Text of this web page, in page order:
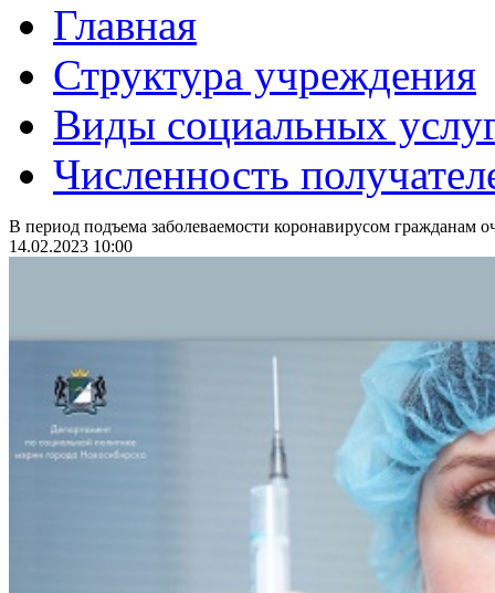
Главная
Структура учреждения
Виды социальных
Численность
В период подъема заболеваемости коронавирусом гражданам
14.02.2023 10:00